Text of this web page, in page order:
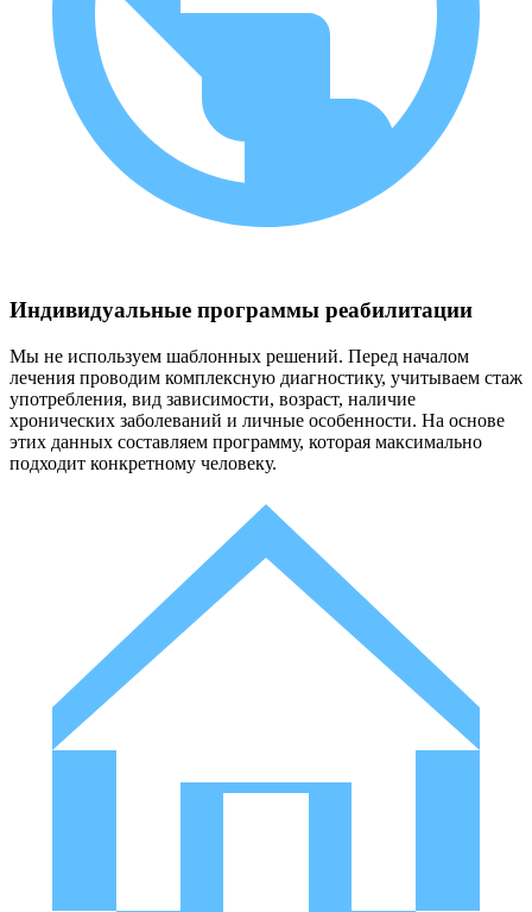
Индивидуальные программы реабилитации
Мы не используем шаблонных решений. Перед началом
лечения проводим комплексную диагностику, учитываем стаж
употребления, вид зависимости, возраст, наличие
хронических заболеваний и личные особенности. На основе
этих данных составляем программу, которая максимально
подходит конкретному человеку.